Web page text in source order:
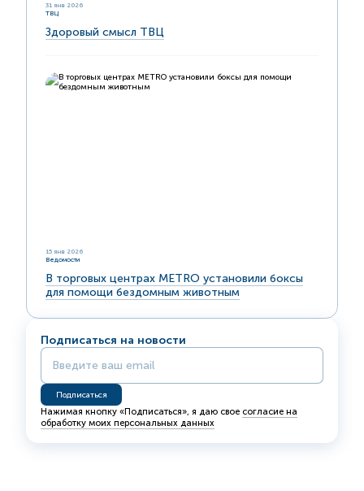
31 янв 2026
ТВЦ
Здоровый смысл ТВЦ
15 янв 2026
Ведомости
В торговых центрах METRO установили боксы
для помощи бездомным животным
Подписаться на новости
Нажимая кнопку «Подписаться», я даю свое согласие на
обработку моих персональных данных